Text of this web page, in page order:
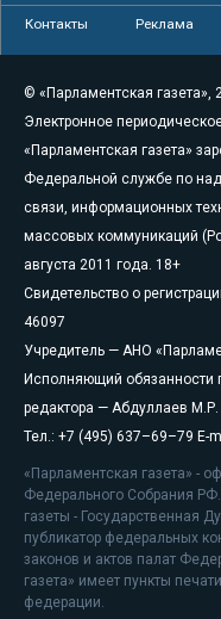
Контакты Реклама
© «Парламентская газета»,
Электронное
«Парламентская газета»
Федеральной службе по
связи, информационных
массовых коммуникаций
августа 2011 года. 18+
Свидетельство о
46097
Учредитель — АНО
Исполняющий обязанности
редактора — Абдуллаев М.Р.
Тел.: +7 (495) 637–69–79 E-
«Парламентская газета» -
Федерального Собрания
газеты - Государственная
публикатор федеральных
законов и актов палат
газета» имеет пункты
федерации.